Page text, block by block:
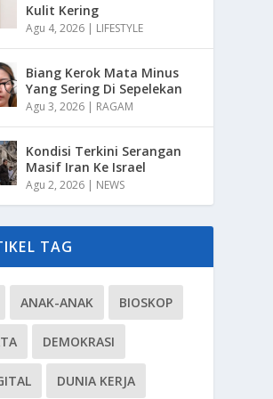
Kulit Kering
Agu 4, 2026 | LIFESTYLE
Biang Kerok Mata Minus
Yang Sering Di Sepelekan
Agu 3, 2026 | RAGAM
Kondisi Terkini Serangan
Masif Iran Ke Israel
Agu 2, 2026 | NEWS
TAG
ANAK-ANAK BIOSKOP
DEMOKRASI
DUNIA KERJA